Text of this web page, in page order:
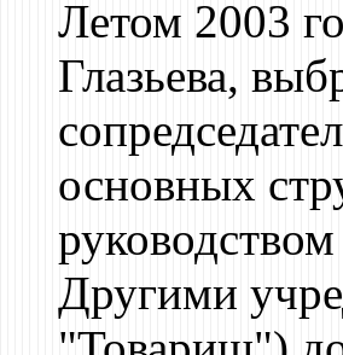
Летом 2003
Глазьева,
основных
руководством
Другими